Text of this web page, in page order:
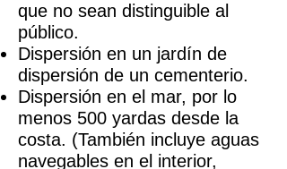
que no sean distinguible al
público.
Dispersión en un jardín de
dispersión de un cementerio.
Dispersión en el mar, por lo
menos 500 yardas desde la
costa. (También incluye aguas
navegables en el interior,